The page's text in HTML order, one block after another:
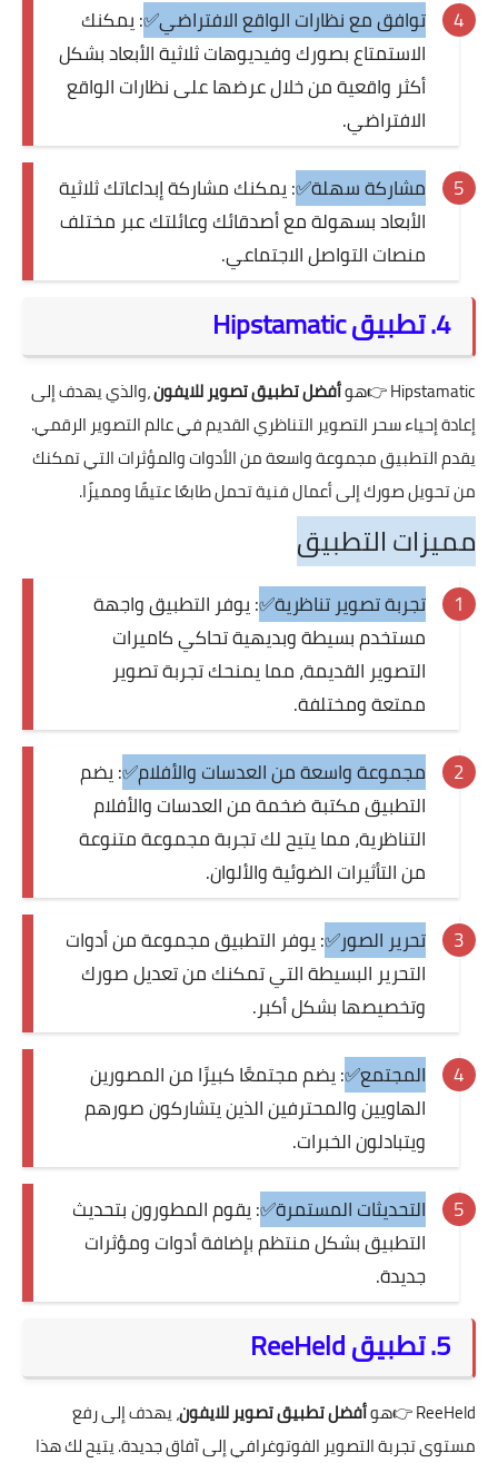
توافق مع نظارات الواقع الافتراضي✅: يمكنك
الاستمتاع بصورك وفيديوهات ثلاثية الأبعاد بشكل
أكثر واقعية من خلال عرضها على نظارات الواقع
الافتراضي.
مشاركة سهلة✅: يمكنك مشاركة إبداعاتك ثلاثية
الأبعاد بسهولة مع أصدقائك وعائلتك عبر مختلف
منصات التواصل الاجتماعي.
4. تطبيق Hipstamatic
Hipstamatic👉هوأفضل تطبيق تصوير للايفون،والذي يهدف إلى
إعادة إحياء سحر التصوير التناظري القديم في عالم التصوير الرقمي.
يقدم التطبيق مجموعة واسعة من الأدوات والمؤثرات التي تمكنك
من تحويل صورك إلى أعمال فنية تحمل طابعًا عتيقًا ومميزًا.
مميزات التطبيق
تجربة تصوير تناظرية✅: يوفر التطبيق واجهة
مستخدم بسيطة وبديهية تحاكي كاميرات
التصوير القديمة، مما يمنحك تجربة تصوير
ممتعة ومختلفة.
مجموعة واسعة من العدسات والأفلام✅: يضم
التطبيق مكتبة ضخمة من العدسات والأفلام
التناظرية، مما يتيح لك تجربة مجموعة متنوعة
من التأثيرات الضوئية والألوان.
تحرير الصور✅: يوفر التطبيق مجموعة من أدوات
التحرير البسيطة التي تمكنك من تعديل صورك
وتخصيصها بشكل أكبر.
المجتمع✅: يضم مجتمعًا كبيرًا من المصورين
الهاويين والمحترفين الذين يتشاركون صورهم
ويتبادلون الخبرات.
التحديثات المستمرة✅: يقوم المطورون بتحديث
التطبيق بشكل منتظم بإضافة أدوات ومؤثرات
جديدة.
5. تطبيق ReeHeld
ReeHeld👉هوأفضل تطبيق تصوير للايفون، يهدف إلى رفع
مستوى تجربة التصوير الفوتوغرافي إلى آفاق جديدة. يتيح لك هذا